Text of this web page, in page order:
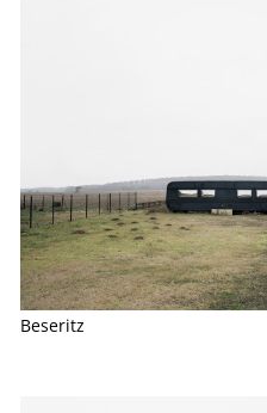
Beseritz